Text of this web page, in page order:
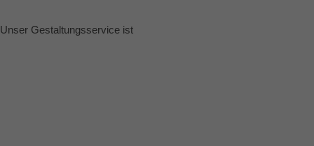
Gestaltungsservice ist